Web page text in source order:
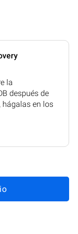
la
después de
en los